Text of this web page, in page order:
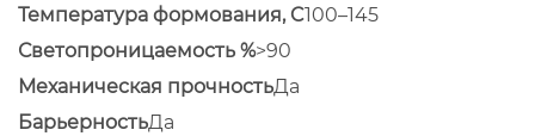
Температура формования, C100–145
Светопроницаемость %>90
Механическая прочностьДа
БарьерностьДа